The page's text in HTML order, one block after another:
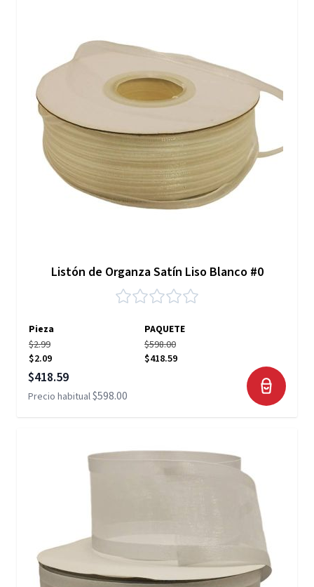
Listón de Organza Satín Liso Blanco #0
Pieza
PAQUETE
$2.99
$2.09
$598.00
$418.59
Precio especial
$418.59
Precio habitual$598.00